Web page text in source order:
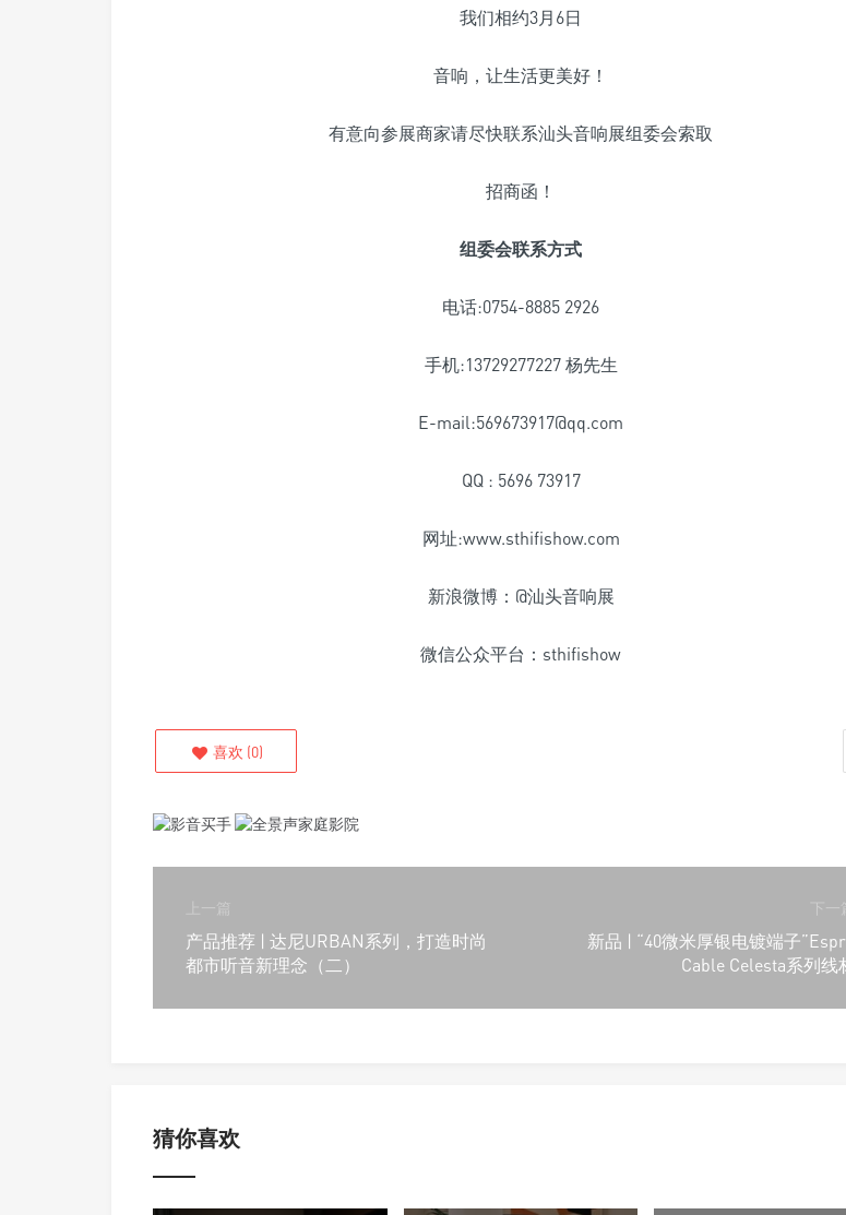
我们相约3月6日
音响，让生活更美好！
有意向参展商家请尽快联系汕头音响展组委会索取
招商函！
组委会联系方式
电话:0754-8885 2926
手机:13729277227 杨先生
E-mail:569673917@qq.com
QQ : 5696 73917
网址:www.sthifishow.com
新浪微博：@汕头音响展
微信公众平台：sthifishow
喜欢 (0)
上一篇
产品推荐 | 达尼URBAN系列，打造时尚
都市听音新理念（二）
下一
新品 | “40微米厚银电镀端子
Cable Celesta系列线
猜你喜欢